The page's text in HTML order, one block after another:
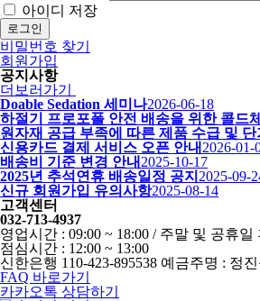
아이디 저장
로그인
비밀번호 찾기
회원가입
공지사항
더보러가기
Doable Sedation 세미나2026-06-18
하절기 프로포폴 안전 배송을 위한 콜드
원자재 공급 부족에 따른 제품 수급 및 단
신용카드 결제 서비스 오픈 안내 2026-01-
배송비 기준 변경 안내 2025-10-17
2025년 추석연휴 배송일정 공지 2025-09-
신규 회원가입 유의사항2025-08-14
고객센터
032-713-4937
영업시간 : 09:00 ~ 18:00 / 주말 및 공휴일
점심시간 : 12:00 ~ 13:00
신한은행 110-423-895538 예금주명 : 정
FAQ 바로가기
카카오톡 상담하기